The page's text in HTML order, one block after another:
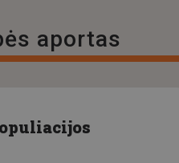
aportas